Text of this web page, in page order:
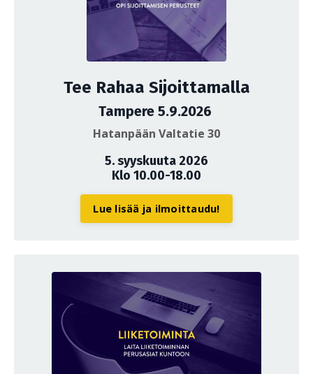
Tee Rahaa Sijoittamalla
Tampere 5.9.2026
Hatanpään Valtatie 30
5. syyskuuta 2026
Klo 10.00-18.00
Lue lisää ja ilmoittaudu!